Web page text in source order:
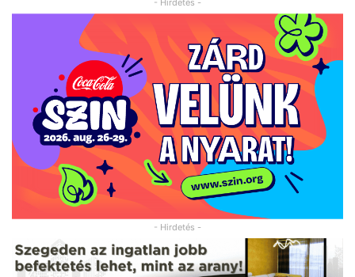
- Hirdetés -
- Hirdetés -